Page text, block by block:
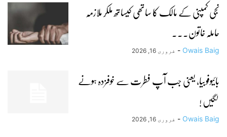
نجی کمپنی کے مالک کا ساتھی کیساتھ ملکر ملازمہ
حاملہ خاتون...
Owais Baig
- فروری 16, 2026
بائیوفوبیا، یعنی جب آپ فطرت سے خوفزدہ ہونے
لگیں !
Owais Baig
- فروری 16, 2026